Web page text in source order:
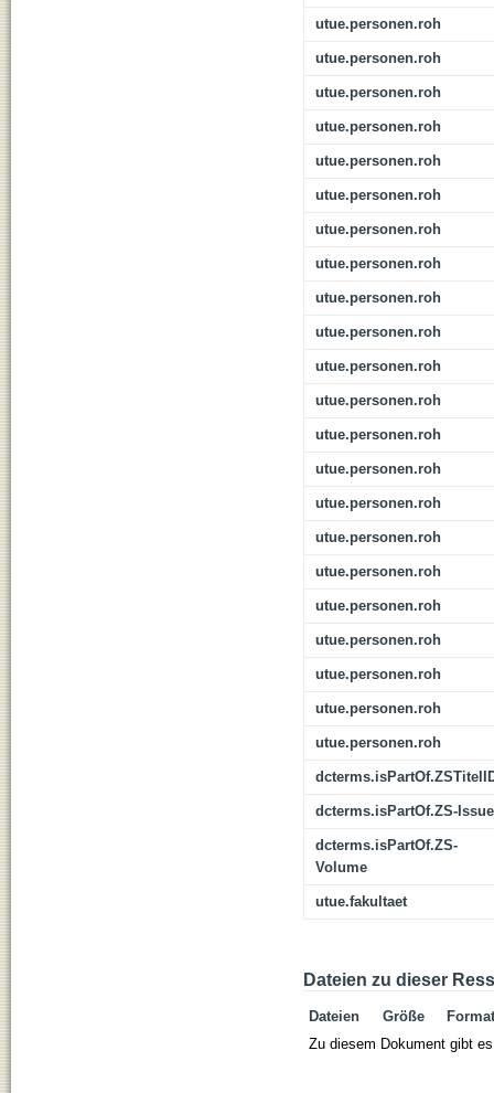
utue.personen.roh
utue.personen.roh
utue.personen.roh
utue.personen.roh
utue.personen.roh
utue.personen.roh
utue.personen.roh
utue.personen.roh
utue.personen.roh
utue.personen.roh
utue.personen.roh
utue.personen.roh
utue.personen.roh
utue.personen.roh
utue.personen.roh
utue.personen.roh
utue.personen.roh
utue.personen.roh
utue.personen.roh
utue.personen.roh
utue.personen.roh
utue.personen.roh
dcterms.isPartOf.ZS-Issue
dcterms.isPartOf.ZS-
Volume
utue.fakultaet
Dateien zu dieser
Dateien Größe
Format
Zu diesem Dokument gibt